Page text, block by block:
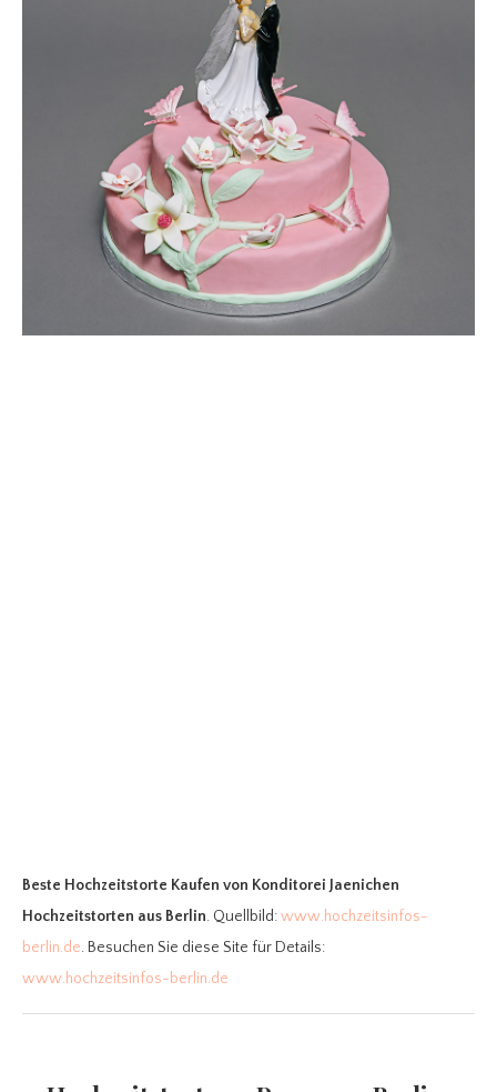
Beste Hochzeitstorte Kaufen von Konditorei Jaenichen
Hochzeitstorten aus Berlin. Quellbild:www.hochzeitsinfos-
berlin.de. Besuchen Sie diese Site für Details:
www.hochzeitsinfos-berlin.de